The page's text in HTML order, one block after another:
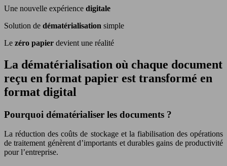
Une nouvelle expérience digitale
Solution de dématérialisation simple
Le zéro papier devient une réalité
La dématérialisation où chaque document
reçu en format papier est transformé en
format digital
Pourquoi dématérialiser les documents ?
La réduction des coûts de stockage et la fiabilisation des opérations
de traitement génèrent d’importants et durables gains de productivité
pour l’entreprise.